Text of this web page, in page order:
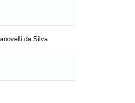
da Silva